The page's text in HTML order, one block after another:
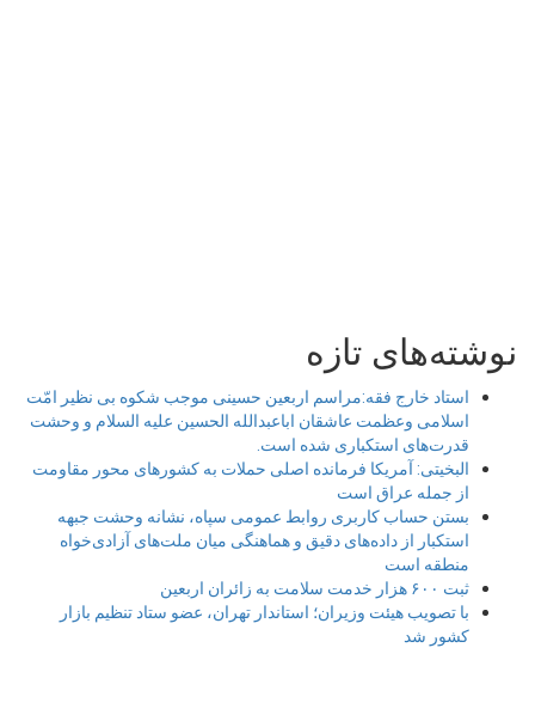
نوشته‌های تازه
استاد خارج فقه:مراسم اربعین حسینی موجب شکوه بی نظیر امّت
اسلامی وعظمت عاشقان اباعبدالله الحسین علیه السلام و وحشت
قدرت‌های استکباری شده است.
البخیتی: آمریکا فرمانده اصلی حملات به کشورهای محور مقاومت
از جمله عراق است
بستن حساب کاربری روابط عمومی سپاه، نشانه‌ وحشت جبهه
استکبار از داده‌های دقیق و هماهنگی میان ملت‌های آزادی‌خواه
منطقه است
ثبت ۶۰۰ هزار خدمت سلامت به زائران اربعین
با تصویب هیئت وزیران؛ استاندار تهران، عضو ستاد تنظیم بازار
کشور شد